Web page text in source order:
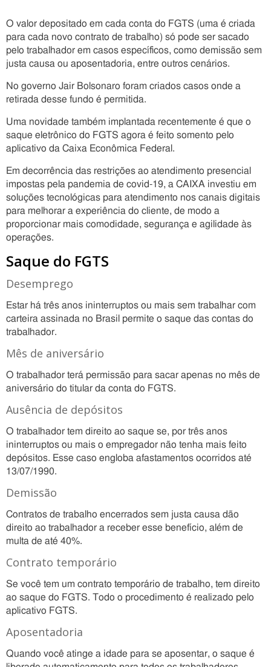
O valor depositado em cada conta do FGTS (uma é criada
para cada novo contrato de trabalho) só pode ser sacado
pelo trabalhador em casos específicos, como demissão sem
justa causa ou aposentadoria, entre outros cenários.
No governo Jair Bolsonaro foram criados casos onde a
retirada desse fundo é permitida.
Uma novidade também implantada recentemente é que o
saque eletrônico do FGTS agora é feito somento pelo
aplicativo da Caixa Econômica Federal.
Em decorrência das restrições ao atendimento presencial
impostas pela pandemia de covid-19, a CAIXA investiu em
soluções tecnológicas para atendimento nos canais digitais
para melhorar a experiência do cliente, de modo a
proporcionar mais comodidade, segurança e agilidade às
operações.
Saque do FGTS
Desemprego
Estar há três anos ininterruptos ou mais sem trabalhar com
carteira assinada no Brasil permite o saque das contas do
trabalhador.
Mês de aniversário
O trabalhador terá permissão para sacar apenas no mês de
aniversário do titular da conta do FGTS.
Ausência de depósitos
O trabalhador tem direito ao saque se, por três anos
ininterruptos ou mais o empregador não tenha mais feito
depósitos. Esse caso engloba afastamentos ocorridos até
13/07/1990.
Demissão
Contratos de trabalho encerrados sem justa causa dão
direito ao trabalhador a receber esse benefício, além de
multa de até 40%.
Contrato temporário
Se você tem um contrato temporário de trabalho, tem direito
ao saque do FGTS. Todo o procedimento é realizado pelo
aplicativo FGTS.
Aposentadoria
Quando você atinge a idade para se aposentar, o saque é